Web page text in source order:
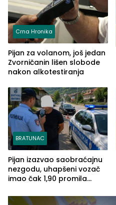
Crna Hronika
Pijan za volanom, još jedan
Zvorničanin lišen slobode
nakon alkotestiranja
BRATUNAC
Pijan izazvao saobraćajnu
nezgodu, uhapšeni vozač
imao čak 1,90 promila